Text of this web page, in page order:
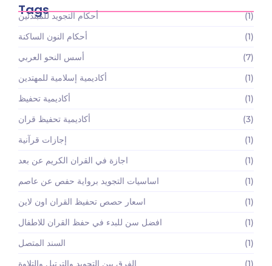
Tags
أحكام التجويد للمبتدئين
(1)
أحكام النون الساكنة
(1)
أسس النحو العربي
(7)
أكاديمية إسلامية للمهتدين
(1)
أكاديمية تحفيظ
(1)
أكاديمية تحفيظ قران
(3)
إجازات قرآنية
(1)
اجازة في القران الكريم عن بعد
(1)
اساسيات التجويد برواية حفص عن عاصم
(1)
اسعار حصص تحفيظ القران اون لاين
(1)
افضل سن للبدء في حفظ القران للاطفال
(1)
السند المتصل
(1)
الفرق بين التجويد والترتيل والتلاوة
(1)